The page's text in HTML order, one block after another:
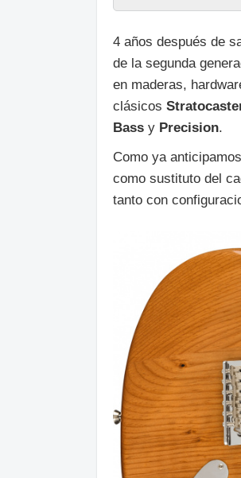
4 años después de
de la segunda
en maderas,
clásicos
Bass y Precision.
Como ya
como sustituto del
tanto con